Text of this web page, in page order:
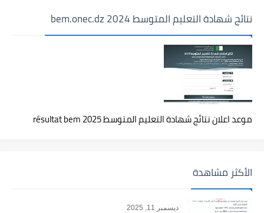
نتائج شهادة التعليم المتوسط 2024 bem.onec.dz
موعد اعلان نتائج شهادة التعليم المتوسط 2025 résultat bem
الأكثر مشاهدة
ديسمبر 11, 2025